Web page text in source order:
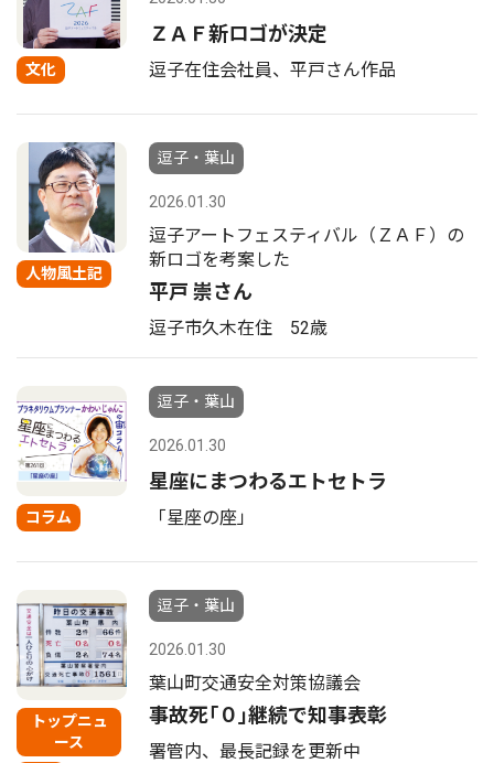
文化
ＺＡＦ新ロゴが決定
逗子在住会社員、平戸さん作品
人物風土記
逗子・葉山
2026.01.30
逗子アートフェスティバル（ＺＡＦ）の
新ロゴを考案した
平戸 崇さん
逗子市久木在住 52歳
コラム
逗子・葉山
2026.01.30
星座にまつわるエトセトラ
「星座の座」
トップニュ
ース
逗子・葉山
2026.01.30
葉山町交通安全対策協議会
事故死｢０｣継続で知事表彰
署管内、最長記録を更新中